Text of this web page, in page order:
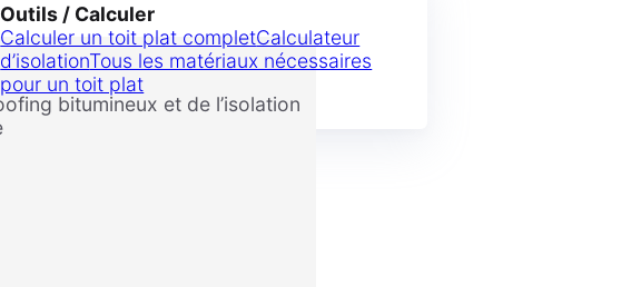
Outils / Calculer
Calculer un toit plat completCalculateur
d’isolationTous les matériaux nécessaires
pour un toit plat